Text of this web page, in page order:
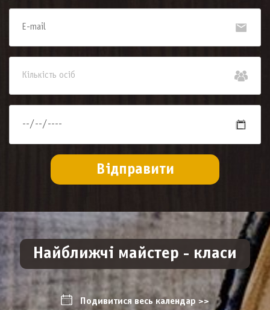
Найближчі майстер - класи
Подивитися весь календар >>